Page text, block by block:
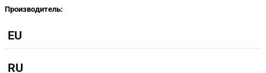
Производитель:
EU
RU